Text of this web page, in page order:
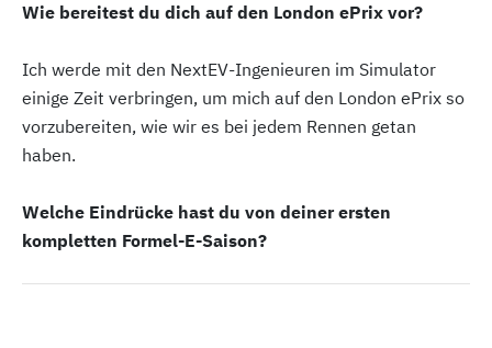
Wie bereitest du dich auf den London ePrix vor?
Ich werde mit den NextEV-Ingenieuren im Simulator
einige Zeit verbringen, um mich auf den London ePrix so
vorzubereiten, wie wir es bei jedem Rennen getan
haben.
Welche Eindrücke hast du von deiner ersten
kompletten Formel-E-Saison?